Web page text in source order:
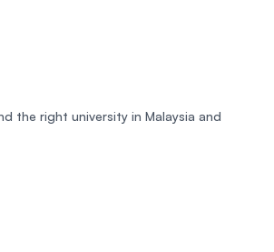
the right university in Malaysia and